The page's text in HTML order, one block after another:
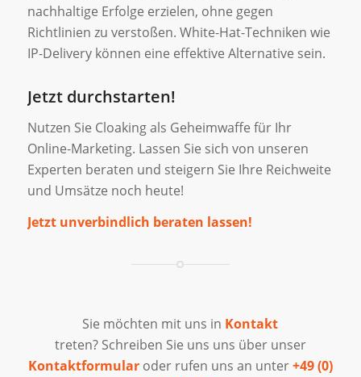
nachhaltige Erfolge erzielen, ohne gegen
Richtlinien zu verstoßen. White-Hat-Techniken wie
IP-Delivery können eine effektive Alternative sein.
Jetzt durchstarten!
Nutzen Sie Cloaking als Geheimwaffe für Ihr
Online-Marketing. Lassen Sie sich von unseren
Experten beraten und steigern Sie Ihre Reichweite
und Umsätze noch heute!
Jetzt unverbindlich beraten lassen!
Sie möchten mit uns in Kontakt
treten? Schreiben Sie uns uns über unser
Kontaktformular oder rufen uns an unter+49 (0)